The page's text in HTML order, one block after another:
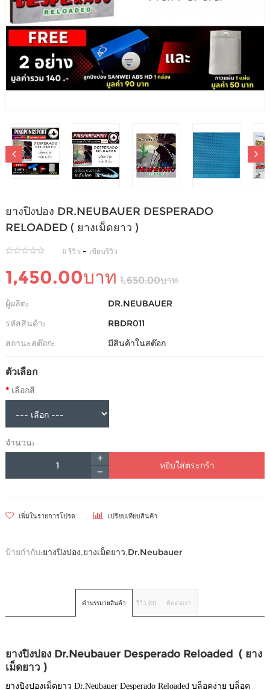
ยางปิงปอง DR.NEUBAUER DESPERADO
RELOADED ( ยางเม็ดยาว )
0 รีวิว - เขียนรีวิว
1,450.00บาท 1,650.00บาท
ผู้ผลิต:
DR.NEUBAUER
รหัสสินค้า:
RBDR011
สถานะสต๊อก:
มีสินค้าในสต๊อก
ตัวเลือก
เลือกสี
จำนวน:
หยิบใส่ตระกร้า
เพิ่มในรายการโปรด เปรียบเทียบสินค้า
ป้ายกำกับ:ยางปิงปอง,ยางเม็ดยาว,Dr.Neubauer
คำบรรยายสินค้า รีวิว (0) ติดต่อเรา
ยางปิงปอง Dr.Neubauer Desperado Reloaded ( ยาง
เม็ดยาว )
ยางปิงปองเม็ดยาว Dr.Neubauer Desperado Reloaded บล็อคง่าย บล็อค